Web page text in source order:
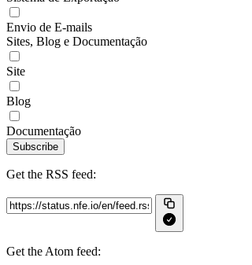
Envio de E-mails
Sites, Blog e Documentação
Site
Blog
Documentação
Subscribe
Get the RSS feed:
Get the Atom feed: